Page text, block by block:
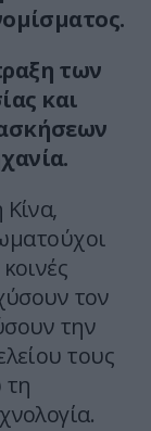
των
και
τον
την
τους
τη